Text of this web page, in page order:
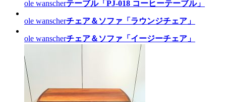
ole wanscherテーブル「PJ-018 コーヒーテーブル」
ole wanscherチェア＆ソファ「ラウンジチェア」
ole wanscherチェア＆ソファ「イージーチェア」